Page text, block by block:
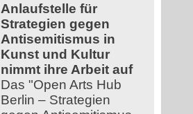
Anlaufstelle für
Strategien gegen
Antisemitismus in
Kunst und Kultur
nimmt ihre Arbeit auf
Das "Open Arts Hub
Berlin – Strategien